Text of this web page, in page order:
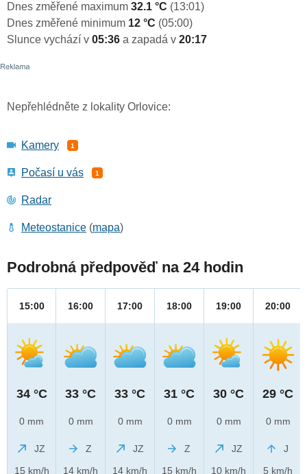
Dnes změřené maximum 32.1 °C (13:01)
Dnes změřené minimum 12 °C (05:00)
Slunce vychází v 05:36 a zapadá v 20:17
Nepřehlédněte z lokality Orlovice:
Kamery 1
Počasí u vás 1
Radar
Meteostanice (mapa)
Podrobná předpověď na 24 hodin
15:00
34 °C
0 mm
JZ
15 km/h
16:00
33 °C
0 mm
Z
14 km/h
17:00
33 °C
0 mm
JZ
14 km/h
18:00
31 °C
0 mm
Z
15 km/h
19:00
30 °C
0 mm
JZ
10 km/h
20:00
29 °C
0 mm
J
5 km/h